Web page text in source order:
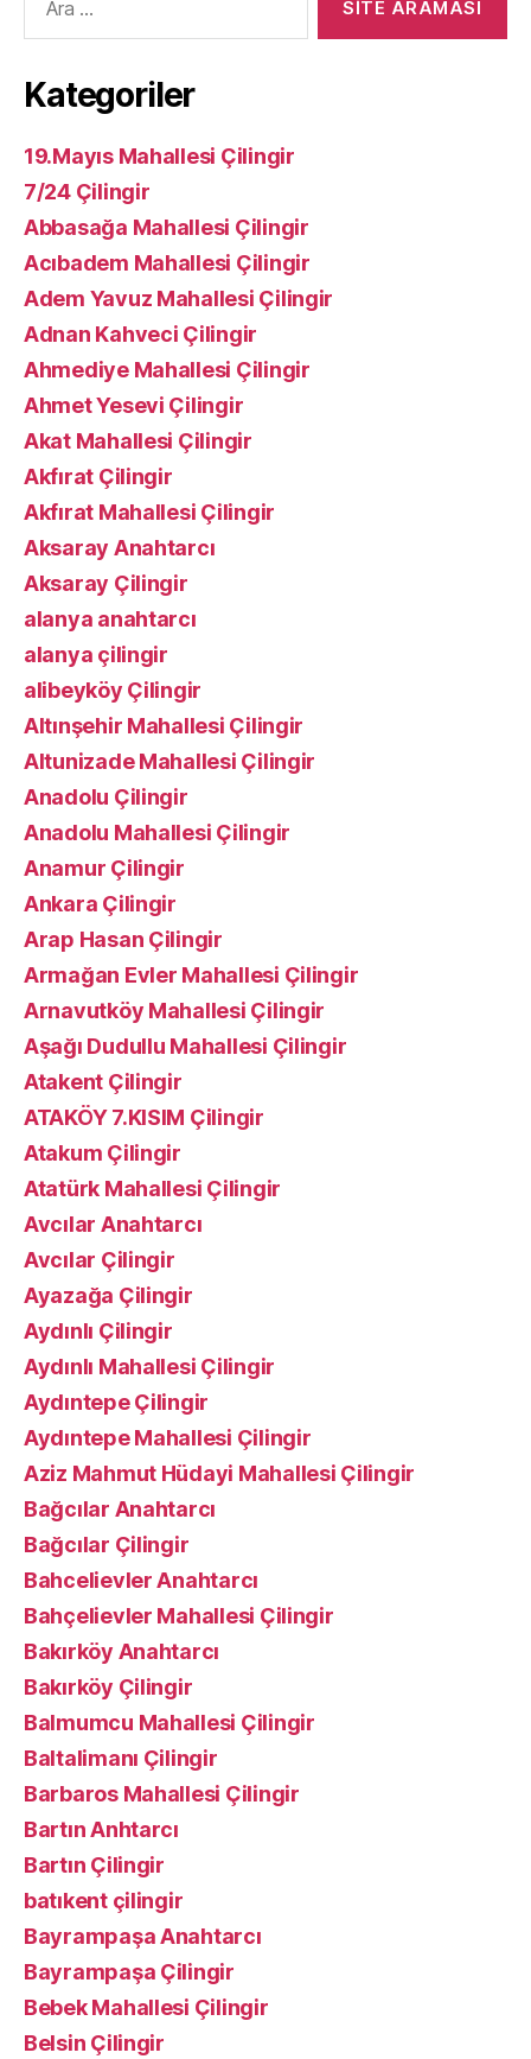
yap:
Kategoriler
19.Mayıs Mahallesi Çilingir
7/24 Çilingir
Abbasağa Mahallesi Çilingir
Acıbadem Mahallesi Çilingir
Adem Yavuz Mahallesi Çilingir
Adnan Kahveci Çilingir
Ahmediye Mahallesi Çilingir
Ahmet Yesevi Çilingir
Akat Mahallesi Çilingir
Akfırat Çilingir
Akfırat Mahallesi Çilingir
Aksaray Anahtarcı
Aksaray Çilingir
alanya anahtarcı
alanya çilingir
alibeyköy Çilingir
Altınşehir Mahallesi Çilingir
Altunizade Mahallesi Çilingir
Anadolu Çilingir
Anadolu Mahallesi Çilingir
Anamur Çilingir
Ankara Çilingir
Arap Hasan Çilingir
Armağan Evler Mahallesi Çilingir
Arnavutköy Mahallesi Çilingir
Aşağı Dudullu Mahallesi Çilingir
Atakent Çilingir
ATAKÖY 7.KISIM Çilingir
Atakum Çilingir
Atatürk Mahallesi Çilingir
Avcılar Anahtarcı
Avcılar Çilingir
Ayazağa Çilingir
Aydınlı Çilingir
Aydınlı Mahallesi Çilingir
Aydıntepe Çilingir
Aydıntepe Mahallesi Çilingir
Aziz Mahmut Hüdayi Mahallesi Çilingir
Bağcılar Anahtarcı
Bağcılar Çilingir
Bahcelievler Anahtarcı
Bahçelievler Mahallesi Çilingir
Bakırköy Anahtarcı
Bakırköy Çilingir
Balmumcu Mahallesi Çilingir
Baltalimanı Çilingir
Barbaros Mahallesi Çilingir
Bartın Anhtarcı
Bartın Çilingir
batıkent çilingir
Bayrampaşa Anahtarcı
Bayrampaşa Çilingir
Bebek Mahallesi Çilingir
Belsin Çilingir